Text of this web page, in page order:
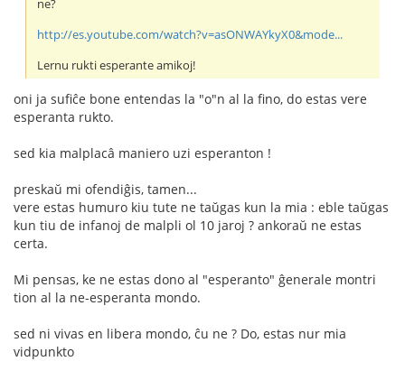
ne?
http://es.youtube.com/watch?v=asONWAYkyX0&mode...
Lernu rukti esperante amikoj!
oni ja sufiĉe bone entendas la "o"n al la fino, do estas vere
esperanta rukto.
sed kia malplacâ maniero uzi esperanton !
preskaŭ mi ofendiĝis, tamen...
vere estas humuro kiu tute ne taŭgas kun la mia : eble taŭgas
kun tiu de infanoj de malpli ol 10 jaroj ? ankoraŭ ne estas
certa.
Mi pensas, ke ne estas dono al "esperanto" ĝenerale montri
tion al la ne-esperanta mondo.
sed ni vivas en libera mondo, ĉu ne ? Do, estas nur mia
vidpunkto